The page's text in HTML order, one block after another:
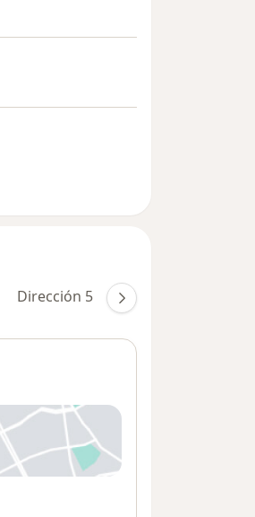
Dirección 5 Dirección 6
pestaña